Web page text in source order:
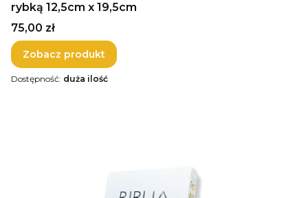
rybką 12,5cm x 19,5cm
Cena
75,00 zł
Zobacz produkt
Dostępność: duża ilość